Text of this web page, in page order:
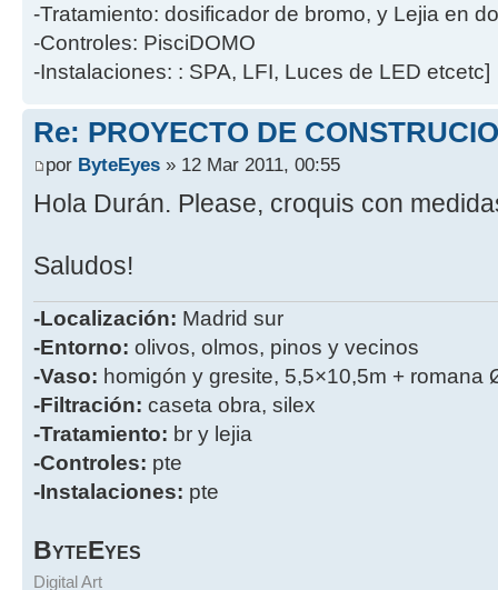
-Tratamiento: dosificador de bromo, y Lejia en
-Controles: PisciDOMO
-Instalaciones: : SPA, LFI, Luces de LED etcetc]
Re: PROYECTO DE
por ByteEyes » 12 Mar 2011, 00:55
Hola Durán. Please, croquis con
Saludos!
-Localización: Madrid sur
-Entorno: olivos, olmos, pinos y vecinos
-Vaso: homigón y gresite, 5,5×10,5m + romana
-Filtración: caseta obra, silex
-Tratamiento: br y lejia
-Controles: pte
-Instalaciones: pte
BYTEEYES
Digital Art